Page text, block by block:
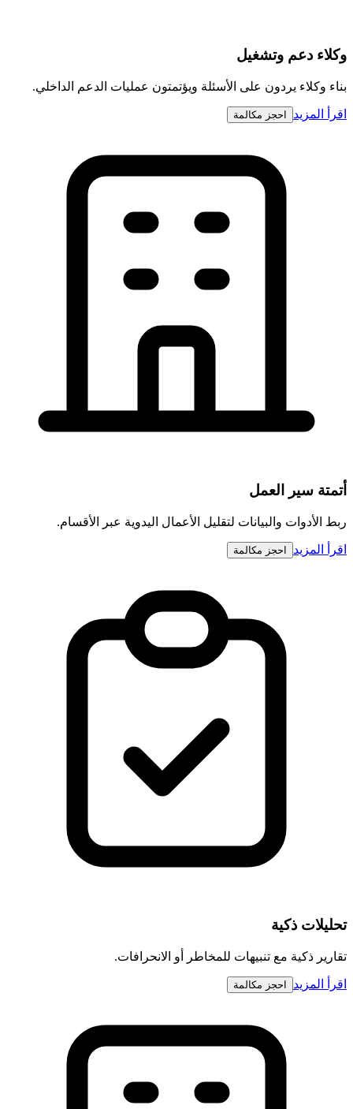
وكلاء دعم وتشغيل
بناء وكلاء يردون على الأسئلة ويؤتمتون عمليات الدعم الداخلي.
اقرأ المزيد احجز مكالمة
أتمتة سير العمل
ربط الأدوات والبيانات لتقليل الأعمال اليدوية عبر الأقسام.
اقرأ المزيد احجز مكالمة
تحليلات ذكية
تقارير ذكية مع تنبيهات للمخاطر أو الانحرافات.
اقرأ المزيد احجز مكالمة